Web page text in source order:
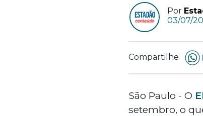
Por
03/07/
Compartilhe
São Paulo - O
setembro, o